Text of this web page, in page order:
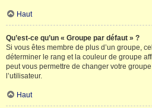
Haut
Qu’est-ce qu’un « Groupe par défaut » ?
Si vous êtes membre de plus d’un groupe,
déterminer le rang et la couleur de groupe
peut vous permettre de changer votre
l’utilisateur.
Haut